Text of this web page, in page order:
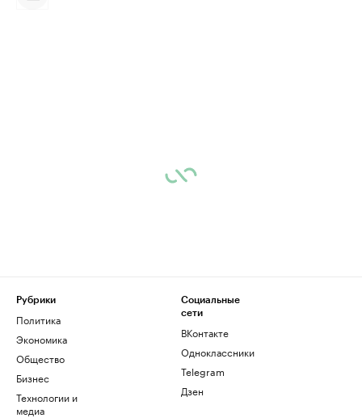
Рубрики
Политика
Экономика
Общество
Бизнес
Технологии и
медиа
Социальные
сети
ВКонтакте
Одноклассники
Telegram
Дзен